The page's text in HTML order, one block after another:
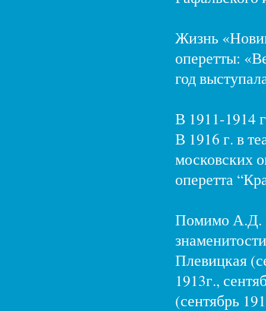
Жизнь
оперетты:
год
В 1911-1914
В 1916 г. в
московских
оперетта
Помимо А.Д.
Плевицкая
1913г.,
(сентябрь